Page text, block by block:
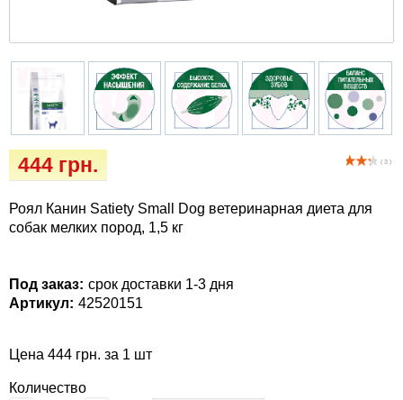
( 3 )
444 грн.
Роял Канин Satiety Small Dog ветеринарная диета для
собак мелких пород, 1,5 кг
Под заказ: срок доставки 1-3 дня
Артикул: 42520151
Цена 444 грн. за 1 шт
Количество
Ласощі та корма
Лежаки, будиночки, охолоджуючи
килимки
Миски, автогодівниці, поілки
Одяг та взуття
Післяопераційні засоби та витратні
Подарункові сертифікати